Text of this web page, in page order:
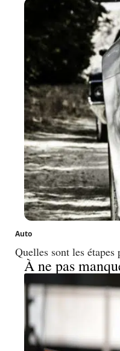
Auto
Quelles sont les
À ne pas